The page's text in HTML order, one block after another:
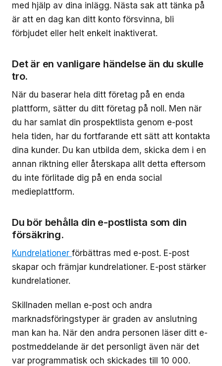
med hjälp av dina inlägg. Nästa sak att tänka på
är att en dag kan ditt konto försvinna, bli
förbjudet eller helt enkelt inaktiverat.
Det är en vanligare händelse än du skulle
tro.
När du baserar hela ditt företag på en enda
plattform, sätter du ditt företag på noll. Men när
du har samlat din prospektlista genom e-post
hela tiden, har du fortfarande ett sätt att kontakta
dina kunder. Du kan utbilda dem, skicka dem i en
annan riktning eller återskapa allt detta eftersom
du inte förlitade dig på en enda social
medieplattform.
Du bör behålla din e-postlista som din
försäkring.
Kundrelationer förbättras med e-post. E-post
skapar och främjar kundrelationer. E-post stärker
kundrelationer.
Skillnaden mellan e-post och andra
marknadsföringstyper är graden av anslutning
man kan ha. När den andra personen läser ditt e-
postmeddelande är det personligt även när det
var programmatisk och skickades till 10 000.